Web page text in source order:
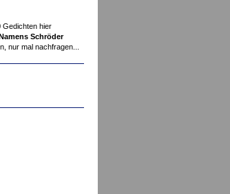
Gedichten hier
Schröder
nur mal nachfragen...